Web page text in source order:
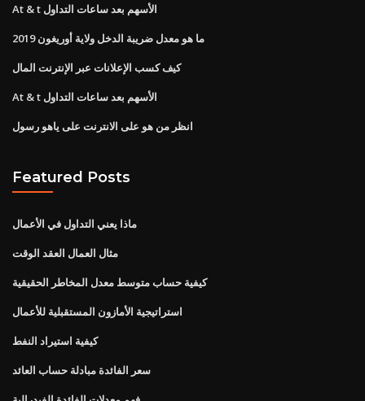
At & t الأسهم بعد ساعات التداول
ما هو معدل ضريبة الدخل ولاية أوريغون 2019
كيف كسب الإعلانات عبر الإنترنت المال
At & t الأسهم بعد ساعات التداول
انظر من هو على الانترنت على ياهو رسول
Featured Posts
ماذا يعني التداول في الأعمال
مثال العمال العقد الوقت
كيفية حساب متوسط ​​معدل المخاطر الحقيقية
استراتيجية الأمازون المستقبلية للأعمال
كيفية استيراد النفط
سعر الفائدة مبادلة حساب العائد